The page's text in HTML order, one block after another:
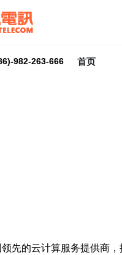
982-263-666 首页
先的云计算服务提供商